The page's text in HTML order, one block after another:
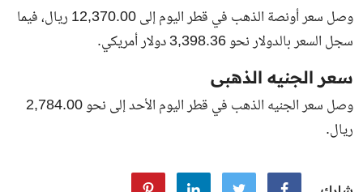
وصل سعر أونصة الذهب في قطر اليوم إلى 12,370.00 ريال، فيما
سجل السعر بالدولار نحو 3,398.36 دولار أمريكي.
سعر الجنيه الذهبى
وصل سعر الجنيه الذهب في قطر اليوم الأحد إلى نحو 2,784.00
ريال.